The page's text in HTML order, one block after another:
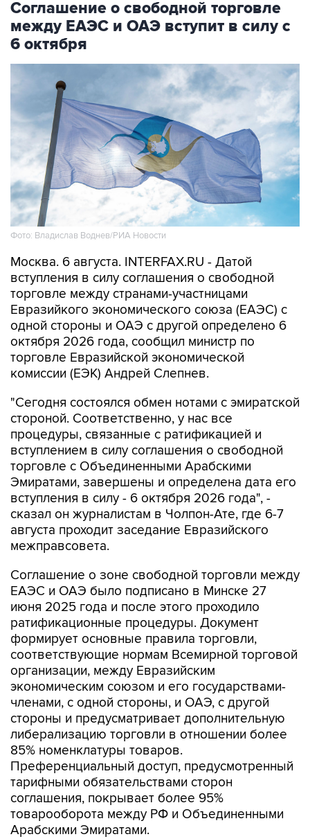
Соглашение о свободной торговле
между ЕАЭС и ОАЭ вступит в силу с
6 октября
Фото: Владислав Воднев/РИА Новости
Москва. 6 августа. INTERFAX.RU - Датой
вступления в силу соглашения о свободной
торговле между странами-участницами
Евразийкого экономического союза (ЕАЭС) с
одной стороны и ОАЭ с другой определено 6
октября 2026 года, сообщил министр по
торговле Евразийской экономической
комиссии (ЕЭК) Андрей Слепнев.
"Сегодня состоялся обмен нотами с эмиратской
стороной. Соответственно, у нас все
процедуры, связанные с ратификацией и
вступлением в силу соглашения о свободной
торговле с Объединенными Арабскими
Эмиратами, завершены и определена дата его
вступления в силу - 6 октября 2026 года", -
сказал он журналистам в Чолпон-Ате, где 6-7
августа проходит заседание Евразийского
межправсовета.
Соглашение о зоне свободной торговли между
ЕАЭС и ОАЭ было подписано в Минске 27
июня 2025 года и после этого проходило
ратификационные процедуры. Документ
формирует основные правила торговли,
соответствующие нормам Всемирной торговой
организации, между Евразийским
экономическим союзом и его государствами-
членами, с одной стороны, и ОАЭ, с другой
стороны и предусматривает дополнительную
либерализацию торговли в отношении более
85% номенклатуры товаров.
Преференциальный доступ, предусмотренный
тарифными обязательствами сторон
соглашения, покрывает более 95%
товарооборота между РФ и Объединенными
Арабскими Эмиратами.